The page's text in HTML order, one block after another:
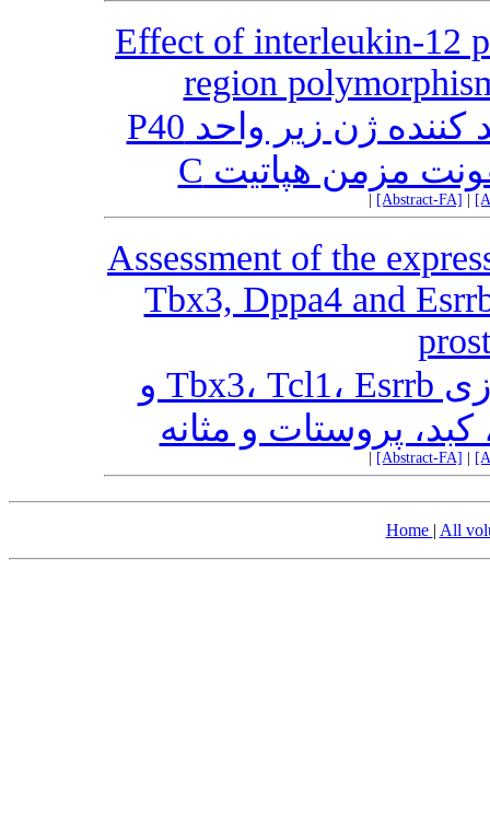
Effect of interleukin-12
region
تأثیر پلی مورفیسم ناحیه غیر کد کننده ژن زیر واحد P40
[Abstract-FA]
Assessment of the
Tbx3, Dppa4 and
بررسی بیان ژن‌های خودبازسازی Tbx3، Tcl1، Esrrb و
[Abstract-FA]
Home | All